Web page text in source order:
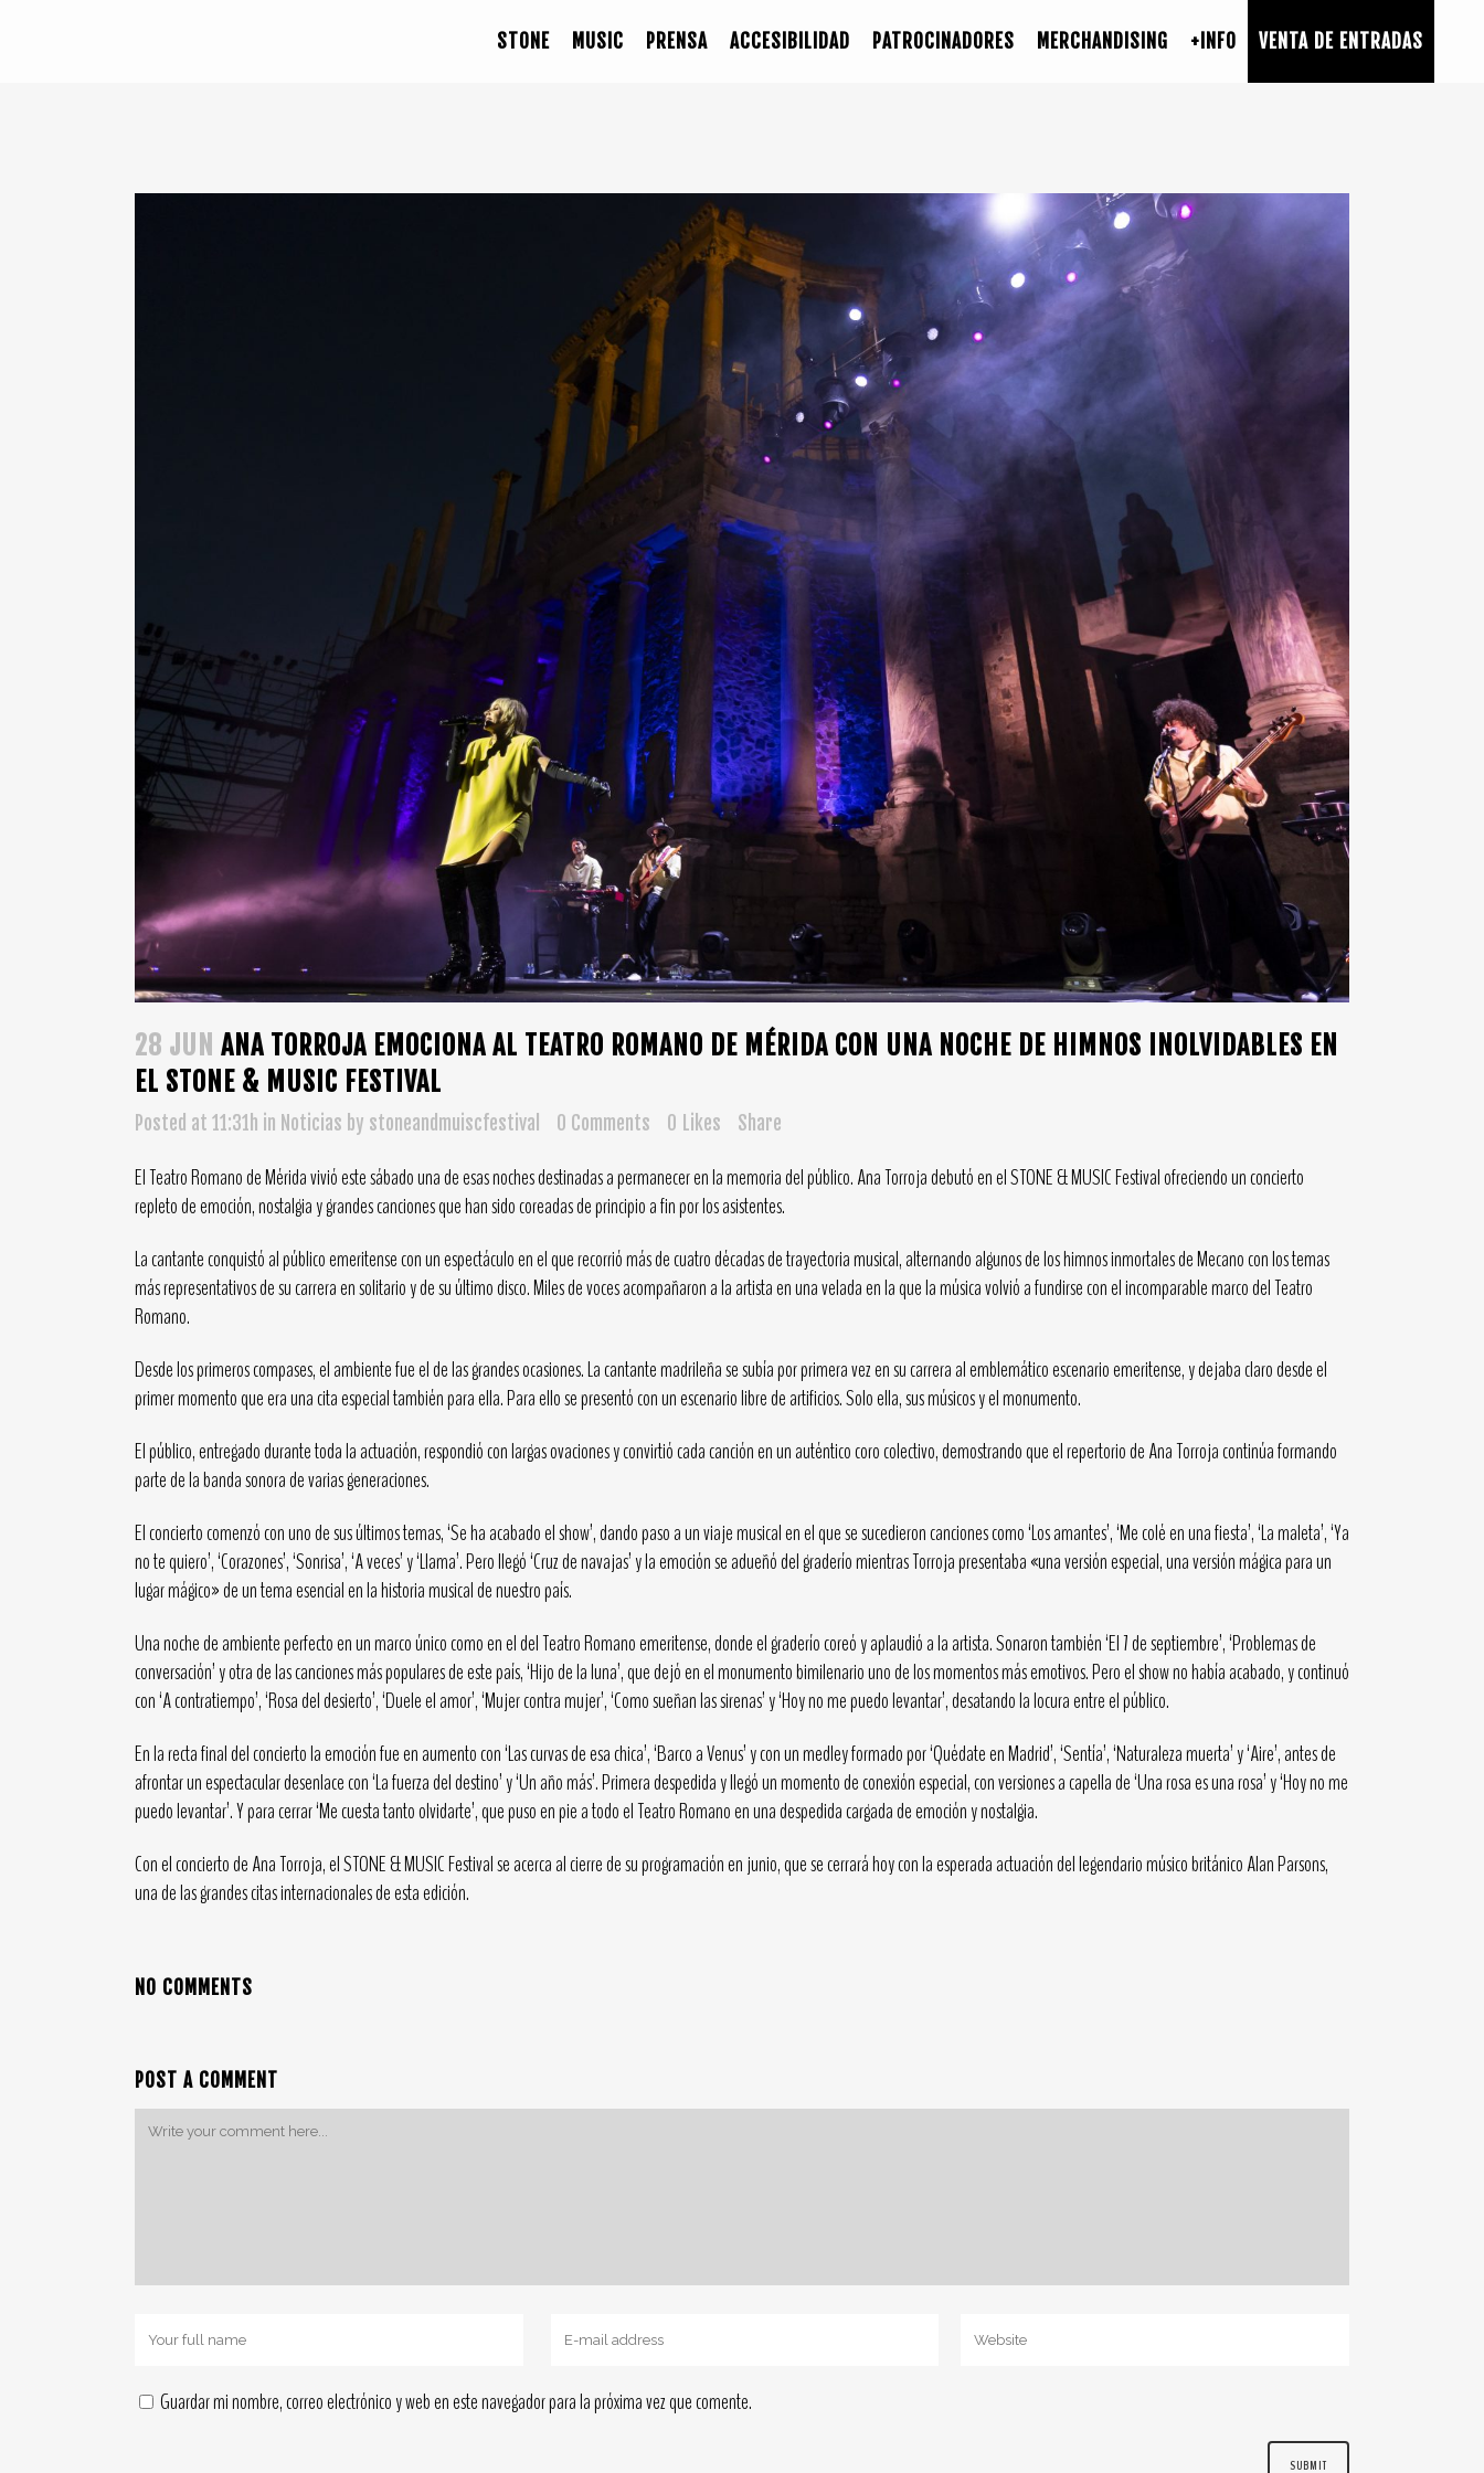
STONE MUSIC PRENSA ACCESIBILIDAD PATROCINADORES MERCHANDISING +INFO VENTA DE ENTRADAS
28 JUN ANA TORROJA EMOCIONA AL TEATRO ROMANO DE MÉRIDA CON UNA NOCHE DE HIMNOS INOLVIDABLES EN
EL STONE & MUSIC FESTIVAL
Posted at 11:31h in Noticias by stoneandmuiscfestival 0 Comments 0 Likes Share
El Teatro Romano de Mérida vivió este sábado una de esas noches destinadas a permanecer en la memoria del público. Ana Torroja debutó en el STONE & MUSIC Festival ofreciendo un concierto
repleto de emoción, nostalgia y grandes canciones que han sido coreadas de principio a fin por los asistentes.
La cantante conquistó al público emeritense con un espectáculo en el que recorrió más de cuatro décadas de trayectoria musical, alternando algunos de los himnos inmortales de Mecano con los temas
más representativos de su carrera en solitario y de su último disco. Miles de voces acompañaron a la artista en una velada en la que la música volvió a fundirse con el incomparable marco del Teatro
Romano.
Desde los primeros compases, el ambiente fue el de las grandes ocasiones. La cantante madrileña se subía por primera vez en su carrera al emblemático escenario emeritense, y dejaba claro desde el
primer momento que era una cita especial también para ella. Para ello se presentó con un escenario libre de artificios. Solo ella, sus músicos y el monumento.
El público, entregado durante toda la actuación, respondió con largas ovaciones y convirtió cada canción en un auténtico coro colectivo, demostrando que el repertorio de Ana Torroja continúa formando
parte de la banda sonora de varias generaciones.
El concierto comenzó con uno de sus últimos temas, ‘Se ha acabado el show’, dando paso a un viaje musical en el que se sucedieron canciones como ‘Los amantes’, ‘Me colé en una fiesta’, ‘La maleta’, ‘Ya
no te quiero’, ‘Corazones’, ‘Sonrisa’, ‘A veces’ y ‘Llama’. Pero llegó ‘Cruz de navajas’ y la emoción se adueñó del graderío mientras Torroja presentaba «una versión especial, una versión mágica para un
lugar mágico» de un tema esencial en la historia musical de nuestro país.
Una noche de ambiente perfecto en un marco único como en el del Teatro Romano emeritense, donde el graderío coreó y aplaudió a la artista. Sonaron también ‘El 7 de septiembre’, ‘Problemas de
conversación’ y otra de las canciones más populares de este país, ‘Hijo de la luna’, que dejó en el monumento bimilenario uno de los momentos más emotivos. Pero el show no había acabado, y continuó
con ‘A contratiempo’, ‘Rosa del desierto’, ‘Duele el amor’, ‘Mujer contra mujer’, ‘Como sueñan las sirenas’ y ‘Hoy no me puedo levantar’, desatando la locura entre el público.
En la recta final del concierto la emoción fue en aumento con ‘Las curvas de esa chica’, ‘Barco a Venus’ y con un medley formado por ‘Quédate en Madrid’, ‘Sentía’, ‘Naturaleza muerta’ y ‘Aire’, antes de
afrontar un espectacular desenlace con ‘La fuerza del destino’ y ‘Un año más’. Primera despedida y llegó un momento de conexión especial, con versiones a capella de ‘Una rosa es una rosa’ y ‘Hoy no me
puedo levantar’. Y para cerrar ‘Me cuesta tanto olvidarte’, que puso en pie a todo el Teatro Romano en una despedida cargada de emoción y nostalgia.
Con el concierto de Ana Torroja, el STONE & MUSIC Festival se acerca al cierre de su programación en junio, que se cerrará hoy con la esperada actuación del legendario músico británico Alan Parsons,
una de las grandes citas internacionales de esta edición.
NO COMMENTS
POST A COMMENT
Guardar mi nombre, correo electrónico y web en este navegador para la próxima vez que comente.